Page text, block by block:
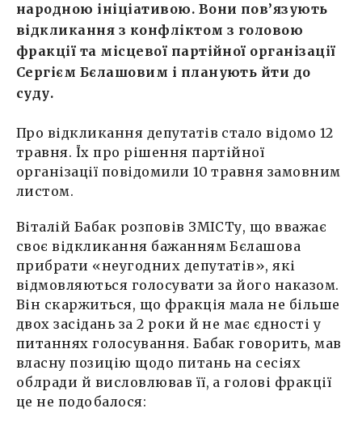
народною ініціативою. Вони пов’язують
відкликання з конфліктом з головою
фракції та місцевої партійної організації
Сергієм Бєлашовим і планують йти до
суду.
Про відкликання депутатів стало відомо 12
травня. Їх про рішення партійної
організації повідомили 10 травня замовним
листом.
Віталій Бабак розповів ЗМІСТу, що вважає
своє відкликання бажанням Бєлашова
прибрати «неугодних депутатів», які
відмовляються голосувати за його наказом.
Він скаржиться, що фракція мала не більше
двох засідань за 2 роки й не має єдності у
питаннях голосування. Бабак говорить, мав
власну позицію щодо питань на сесіях
облради й висловлював її, а голові фракції
це не подобалося: